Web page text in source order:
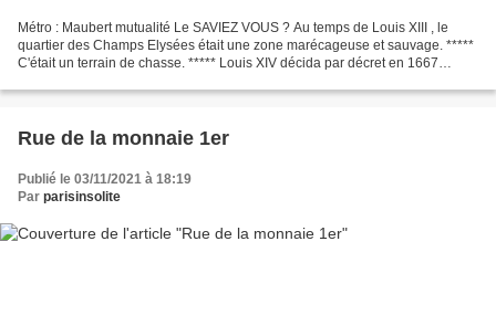
Métro : Maubert mutualité Le SAVIEZ VOUS ? Au temps de Louis XIII , le
quartier des Champs Elysées était une zone marécageuse et sauvage. *****
C'était un terrain de chasse. ***** Louis XIV décida par décret en 1667
Rue de la monnaie 1er
Publié le 03/11/2021 à 18:19
Par parisinsolite